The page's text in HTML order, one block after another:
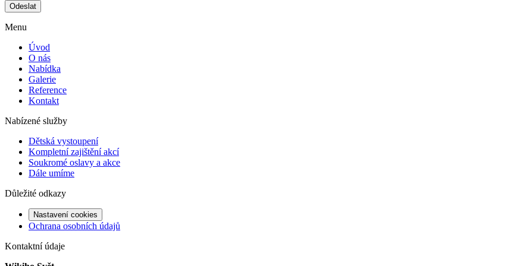
Odeslat
Menu
Úvod
O nás
Nabídka
Galerie
Reference
Kontakt
Nabízené služby
Dětská vystoupení
Kompletní zajištění akcí
Soukromé oslavy a akce
Dále umíme
Důležité odkazy
Nastavení cookies
Ochrana osobních údajů
Kontaktní údaje